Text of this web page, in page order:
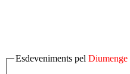
Esdeveniments pel Diumenge